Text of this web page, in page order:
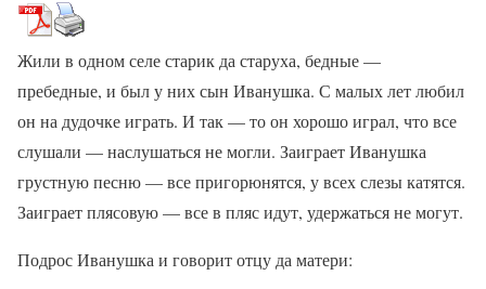
Жили в одном селе старик да старуха, бедные —
пребедные, и был у них сын Иванушка. С малых лет любил
он на дудочке играть. И так — то он хорошо играл, что все
слушали — наслушаться не могли. Заиграет Иванушка
грустную песню — все пригорюнятся, у всех слезы катятся.
Заиграет плясовую — все в пляс идут, удержаться не могут.
Подрос Иванушка и говорит отцу да матери: